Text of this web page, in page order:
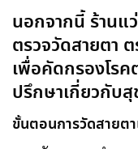
นอกจากนี้ ร้านแ
ตรวจวัดสายตา
เพื่อคัดกรองโรค
ปรึกษาเกี่ยวกับ
ขั้นตอนการวัดสายต